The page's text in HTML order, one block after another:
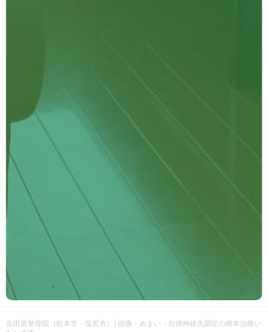
吉田原整骨院（松本市・塩尻市）| 頭痛・めまい・自律神経失調症の根本治療い